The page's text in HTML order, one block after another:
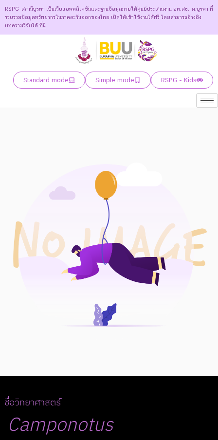
RSPG-สถานีบูรพา เป็นเว็บแอพพลิเคชันและฐานข้อมูลภายใต้ศูนย์ประสานงาน อพ.สธ.-ม.บูรพา ที่
รวบรวมข้อมูลทรัพยากรในภาคตะวันออกของไทย เปิดให้เข้าใช้งานได้ฟรี โดยสามารถอ้างอิง
บทความวิจัยได้ ที่นี่
Standard mode Simple mode RSPG - Kids
ชื่อวิทยาศาสตร์
Camponotus